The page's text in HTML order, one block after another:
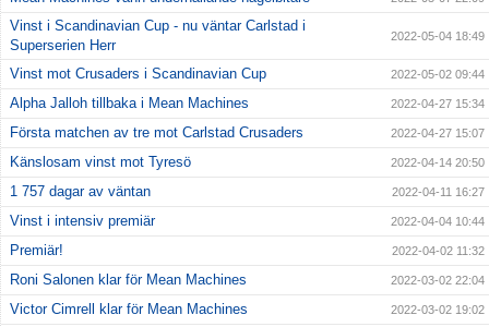
Vinst i Scandinavian Cup - nu väntar Carlstad i
Superserien Herr
2022-05-04 18:49
Vinst mot Crusaders i Scandinavian Cup 2022-05-02 09:44
Alpha Jalloh tillbaka i Mean Machines 2022-04-27 15:34
Första matchen av tre mot Carlstad Crusaders 2022-04-27 15:07
Känslosam vinst mot Tyresö 2022-04-14 20:50
1 757 dagar av väntan 2022-04-11 16:27
Vinst i intensiv premiär 2022-04-04 10:44
Premiär! 2022-04-02 11:32
Roni Salonen klar för Mean Machines 2022-03-02 22:04
Victor Cimrell klar för Mean Machines 2022-03-02 19:02